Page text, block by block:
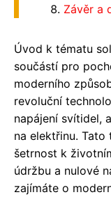
Závěr a
Úvod k tématu
součástí pro
moderního
revoluční
napájení svítidel,
na elektřinu.
šetrnost k
údržbu a nulové
zajímáte o